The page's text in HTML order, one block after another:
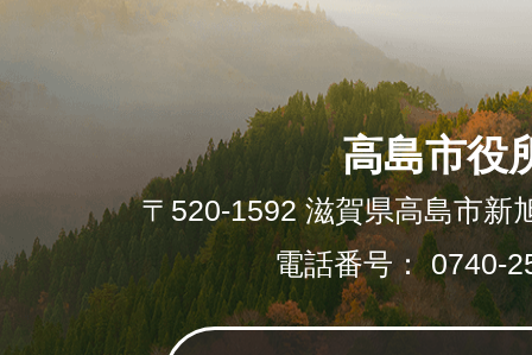
高島市役
〒520-1592 滋賀県高島市新
電話番号： 0740-